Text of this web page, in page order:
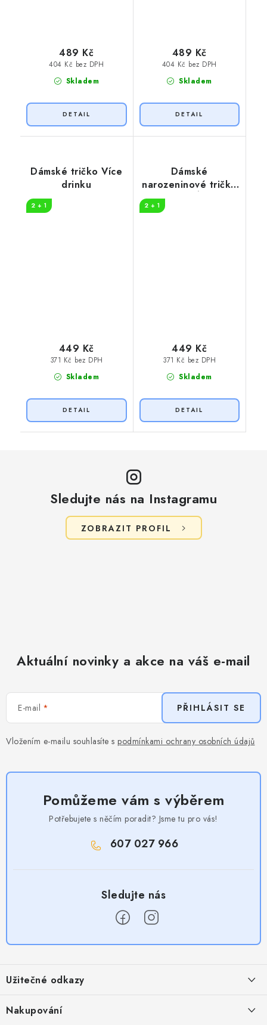
Skladem
404 Kč bez DPH
489 Kč
Skladem
404 Kč bez DPH
489 Kč
Dámské tričko Více
drinku
2 + 1
Skladem
371 Kč bez DPH
449 Kč
Dámské
narozeninové tričko
2 + 1
Skladem
371 Kč bez DPH
449 Kč
Sledujte nás na Instagramu
ZOBRAZIT PROFIL
Aktuální novinky a akce na váš e-mail
E-mail
Vložením e-mailu souhlasíte s podmínkami ochrany osobních údajů
PŘIHLÁSIT SE
Pomůžeme vám s výběrem
Potřebujete s něčím poradit? Jsme tu pro vás!
607 027 966
p
a
Užitečné odkazy
Nakupování